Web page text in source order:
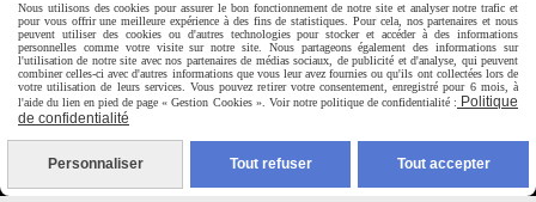
9H00 - 12H30 / 14H00-18H30

CB Crédit Agricole
Nous utilisons des cookies pour assurer le bon fonctionnement de notre site et analyser notre trafic et
pour vous offrir une meilleure expérience à des fins de statistiques. Pour cela, nos partenaires et nous
peuvent utiliser des cookies ou d'autres technologies pour stocker et accéder à des informations
personnelles comme votre visite sur notre site. Nous partageons également des informations sur
l'utilisation de notre site avec nos partenaires de médias sociaux, de publicité et d'analyse, qui peuvent
combiner celles-ci avec d'autres informations que vous leur avez fournies ou qu'ils ont collectées lors de
votre utilisation de leurs services. Vous pouvez retirer votre consentement, enregistré pour 6 mois, à
l'aide du lien en pied de page « Gestion Cookies ». Voir notre politique de confidentialité : Politique
de confidentialité
Personnaliser Tout refuser Tout accepter